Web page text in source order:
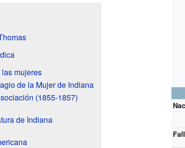
mujeres
de la Mujer de Indiana
(1855-1857)
de Indiana